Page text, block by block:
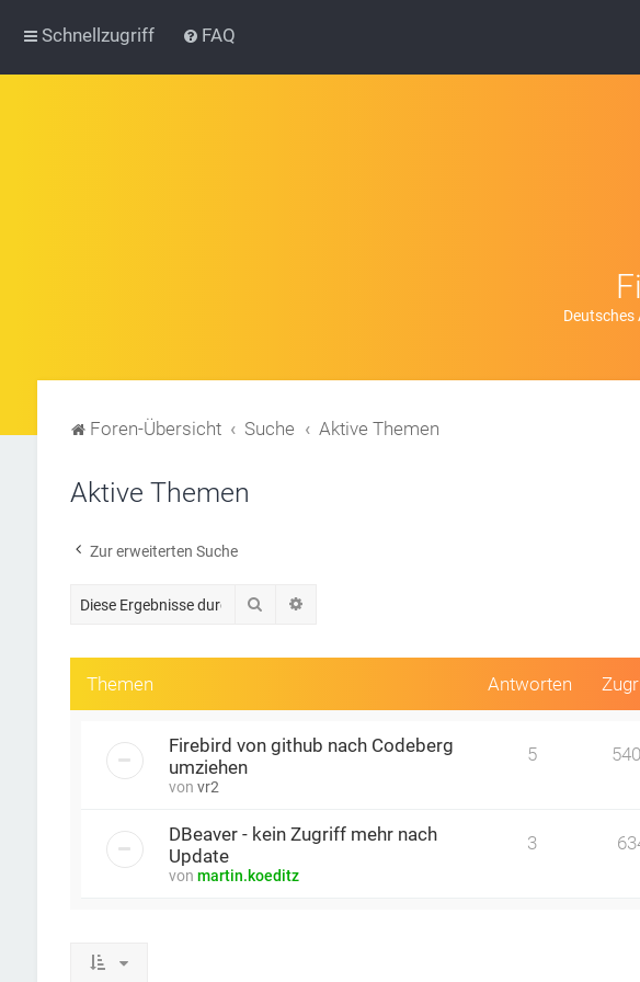
Schnellzugriff FAQ
Deutsches
Foren-Übersicht Suche Aktive Themen
Aktive Themen
Zur erweiterten Suche
Suche
Themen Antworten
Firebird von github nach Codeberg
umziehen
von vr2
5
DBeaver - kein Zugriff mehr nach
Update
von martin.koeditz
3